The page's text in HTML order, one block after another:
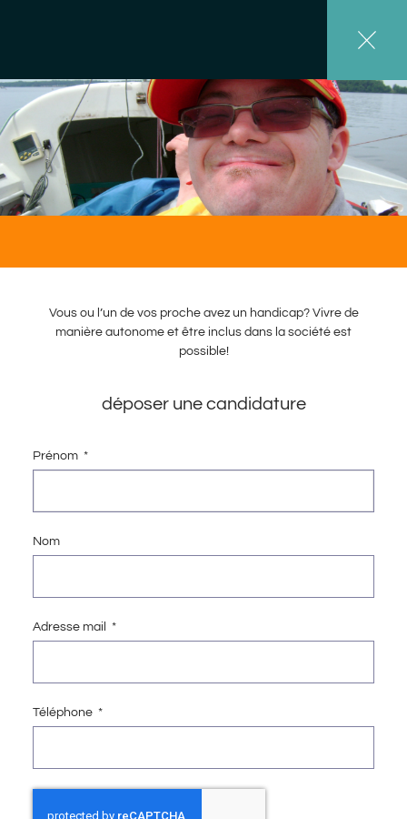
Vous ou l’un de vos proche avez un handicap? Vivre de
manière autonome et être inclus dans la société est
possible!
déposer une candidature
Prénom
Nom
Adresse mail
Téléphone